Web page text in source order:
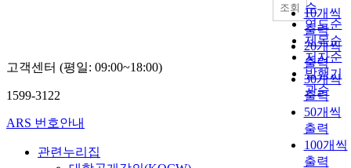
순
연도순
제목순
저자순
발행기
관순
10개씩
출력
20개씩
출력
30개씩
출력
50개씩
출력
100개씩
출력
조회
고객센터 (평일: 09:00~18:00)
1599-3122
ARS 번호안내
관련누리집